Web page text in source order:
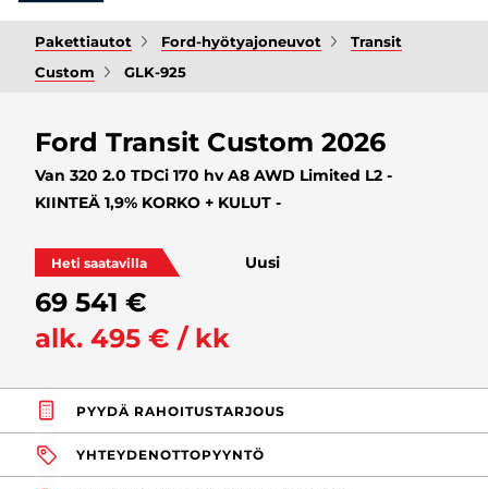
Pakettiautot Ford-hyötyajoneuvot
Transit
Custom
GLK-925
Ford Transit Custom 2026
Van 320 2.0 TDCi 170 hv A8 AWD Limited L2 -
KIINTEÄ 1,9% KORKO + KULUT -
Heti saatavilla Uusi
69 541 €
alk. 495 € / kk
PYYDÄ RAHOITUSTARJOUS
YHTEYDENOTTOPYYNTÖ